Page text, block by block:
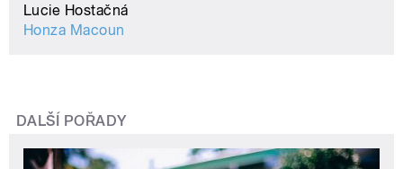
Lucie Hostačná
Honza Macoun
DALŠÍ POŘADY